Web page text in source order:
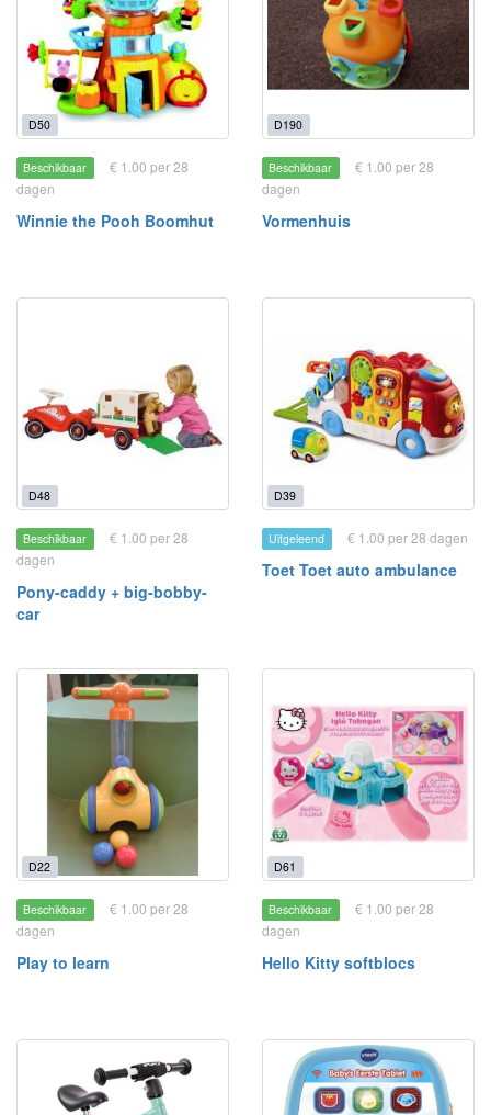
D50
Beschikbaar
€ 1.00 per 28
dagen
Winnie the Pooh Boomhut
D190
Beschikbaar
€ 1.00 per 28
dagen
Vormenhuis
D48
Beschikbaar
€ 1.00 per 28
dagen
Pony-caddy + big-bobby-
car
D39
Uitgeleend € 1.00 per 28 dagen
Toet Toet auto ambulance
D22
Beschikbaar
€ 1.00 per 28
dagen
Play to learn
D61
Beschikbaar
€ 1.00 per 28
dagen
Hello Kitty softblocs